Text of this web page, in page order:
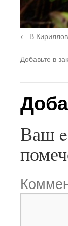
В
Добавьте в
Ваш